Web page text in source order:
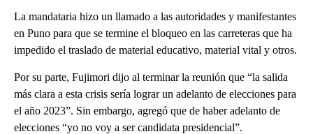
La mandataria hizo un llamado a las autoridades y manifestantes
en Puno para que se termine el bloqueo en las carreteras que ha
impedido el traslado de material educativo, material vital y otros.
Por su parte, Fujimori dijo al terminar la reunión que “la salida
más clara a esta crisis sería lograr un adelanto de elecciones para
el año 2023”. Sin embargo, agregó que de haber adelanto de
elecciones “yo no voy a ser candidata presidencial”.